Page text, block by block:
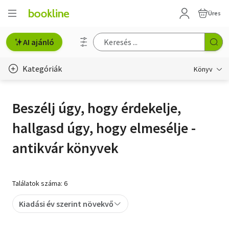
Üres
AI ajánló
Kategóriák Könyv
Erotika
Gyermek- és ifjúsági
Irodalom
Művészet
Beszélj úgy, hogy érdekelje,
hallgasd úgy, hogy elmesélje -
antikvár könyvek
Találatok száma: 6
Kiadási év szerint növekvő